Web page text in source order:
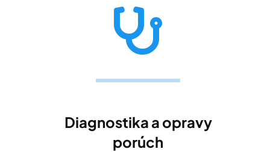
Diagnostika a opravy
porúch